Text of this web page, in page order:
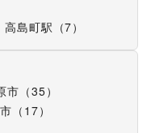
高島町駅（7）
市（35）
（17）